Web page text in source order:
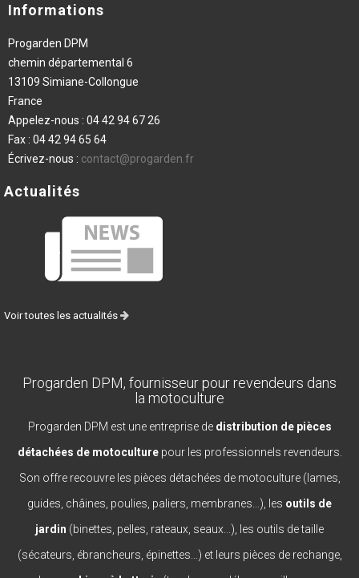
Informations
Progarden DPM
chemin départemental 6
13109 Simiane-Collongue
France
Appelez-nous : 04 42 94 67 26
Fax : 04 42 94 65 64
Écrivez-nous : contact@progarden.fr
Actualités
Voir toutes les actualités
Progarden DPM, fournisseur pour revendeurs dans
la motoculture
Progarden DPM est une entreprise de distribution de pièces
détachées de motoculturepour les professionnels revendeurs.
Son offre recouvre les pièces détachées de motoculture (lames,
guides, châines, poulies, paliers, membranes...), les outils de
jardin (binettes, pelles, rateaux, seaux...), les outils de taille
(sécateurs, ébrancheurs, épinettes...) et leurs pièces de rechange,